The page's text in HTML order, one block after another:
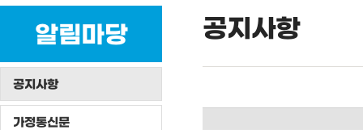
알림마당
공지사항
가정통신문
공지사항